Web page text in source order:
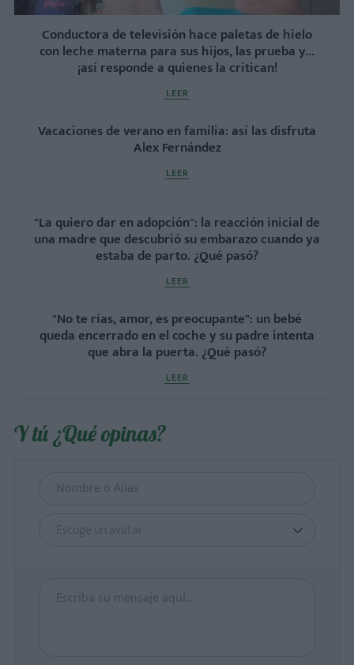
Conductora de televisión hace paletas de hielo
con leche materna para sus hijos, las prueba y...
¡así responde a quienes la critican!
LEER
Vacaciones de verano en familia: así las disfruta
Alex Fernández
LEER
"La quiero dar en adopción": la reacción inicial de
una madre que descubrió su embarazo cuando ya
estaba de parto. ¿Qué pasó?
LEER
"No te rías, amor, es preocupante": un bebé
queda encerrado en el coche y su padre intenta
que abra la puerta. ¿Qué pasó?
LEER
Y tú ¿Qué opinas?
Escoge un avatar